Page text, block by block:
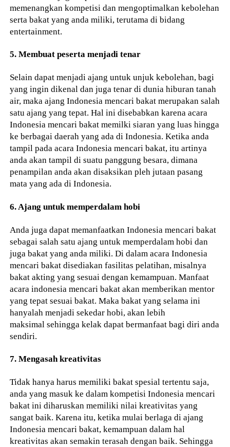
memenangkan kompetisi dan mengoptimalkan kebolehan
serta bakat yang anda miliki, terutama di bidang
entertainment.
5. Membuat peserta menjadi tenar
Selain dapat menjadi ajang untuk unjuk kebolehan, bagi
yang ingin dikenal dan juga tenar di dunia hiburan tanah
air, maka ajang Indonesia mencari bakat merupakan salah
satu ajang yang tepat. Hal ini disebabkan karena acara
Indonesia mencari bakat memilki siaran yang luas hingga
ke berbagai daerah yang ada di Indonesia. Ketika anda
tampil pada acara Indonesia mencari bakat, itu artinya
anda akan tampil di suatu panggung besara, dimana
penampilan anda akan disaksikan pleh jutaan pasang
mata yang ada di Indonesia.
6. Ajang untuk memperdalam hobi
Anda juga dapat memanfaatkan Indonesia mencari bakat
sebagai salah satu ajang untuk memperdalam hobi dan
juga bakat yang anda miliki. Di dalam acara Indonesia
mencari bakat disediakan fasilitas pelatihan, misalnya
bakat akting yang sesuai dengan kemampuan. Manfaat
acara indonesia mencari bakat akan memberikan mentor
yang tepat sesuai bakat. Maka bakat yang selama ini
hanyalah menjadi sekedar hobi, akan lebih
maksimal sehingga kelak dapat bermanfaat bagi diri anda
sendiri.
7. Mengasah kreativitas
Tidak hanya harus memiliki bakat spesial tertentu saja,
anda yang masuk ke dalam kompetisi Indonesia mencari
bakat ini diharuskan memiliki nilai kreativitas yang
sangat baik. Karena itu, ketika mulai berlaga di ajang
Indonesia mencari bakat, kemampuan dalam hal
kreativitas akan semakin terasah dengan baik. Sehingga